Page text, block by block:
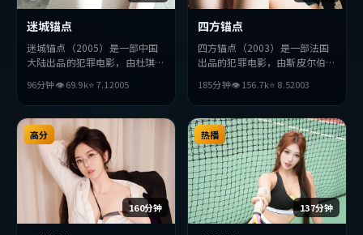
迷城锚点
迷城锚点（2005）是一部中国
大陆出品的犯罪电影，由杜琪峰
昊等主演。影片在叙事与视听上
力求突破，探讨人性与抉择，节
奏张弛有度，适合喜欢该类型的
观众完整观看。
96分钟👁69.9k⭐7.12005
四方锚点
四方锚点（2003）是一部法国
出品的犯罪电影，由斯皮尔伯格
等主演。影片在叙事与视听上力
求突破，探讨人性与抉择，节奏
张弛有度，适合喜欢该类型的观
众完整观看。
185分钟👁156.7k⭐ 8.52003
160分钟
高分
137分钟
热播